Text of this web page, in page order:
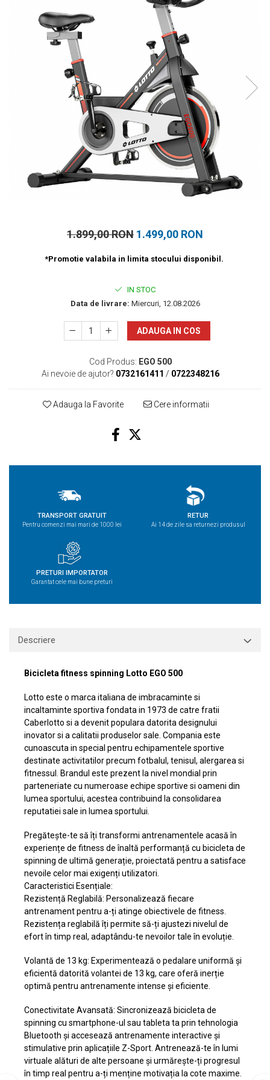
Accesorii inot
Genti si rucsacuri
Tricouri, pantaloni, bluze
Costume profesionale inot
1.899,00 RON 1.499,00 RON
*Promotie valabila in limita stocului disponibil.
IN STOC
Data de livrare: Miercuri, 12.08.2026
ADAUGA IN COS
Cod Produs: EGO 500
Ai nevoie de ajutor? 0732161411 / 0722348216
Adauga la Favorite Cere informatii
TRANSPORT GRATUIT
Pentru comenzi mai mari de 1000 lei
RETUR
Ai 14 de zile sa returnezi produsul
PRETURI IMPORTATOR
Garantat cele mai bune preturi
Descriere
Bicicleta fitness spinning Lotto EGO 500
Lotto este o marca italiana de imbracaminte si
incaltaminte sportiva fondata in 1973 de catre fratii
Caberlotto si a devenit populara datorita designului
inovator si a calitatii produselor sale. Compania este
cunoascuta in special pentru echipamentele sportive
destinate activitatilor precum fotbalul, tenisul, alergarea si
fitnessul. Brandul este prezent la nivel mondial prin
parteneriate cu numeroase echipe sportive si oameni din
lumea sportului, acestea contribuind la consolidarea
reputatiei sale in lumea sportului.
Pregătește-te să îți transformi antrenamentele acasă în
experiențe de fitness de înaltă performanță cu bicicleta de
spinning de ultimă generație, proiectată pentru a satisface
nevoile celor mai exigenți utilizatori.
Caracteristici Esențiale:
Rezistență Reglabilă: Personalizează fiecare
antrenament pentru a-ți atinge obiectivele de fitness.
Rezistența reglabilă îți permite să-ți ajustezi nivelul de
efort în timp real, adaptându-te nevoilor tale în evoluție.
Volantă de 13 kg: Experimentează o pedalare uniformă și
eficientă datorită volantei de 13 kg, care oferă inerție
optimă pentru antrenamente intense și eficiente.
Conectivitate Avansată: Sincronizează bicicleta de
spinning cu smartphone-ul sau tableta ta prin tehnologia
Bluetooth și accesează antrenamente interactive și
stimulative prin aplicațiile Z-Sport. Antrenează-te în lumi
virtuale alături de alte persoane și urmărește-ți progresul
în timp real pentru a-ți menține motivația la cote maxime.